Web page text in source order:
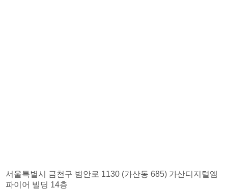
서울특별시 금천구 범안로 1130 (가산동 685) 가산디지털엠
파이어 빌딩 14층